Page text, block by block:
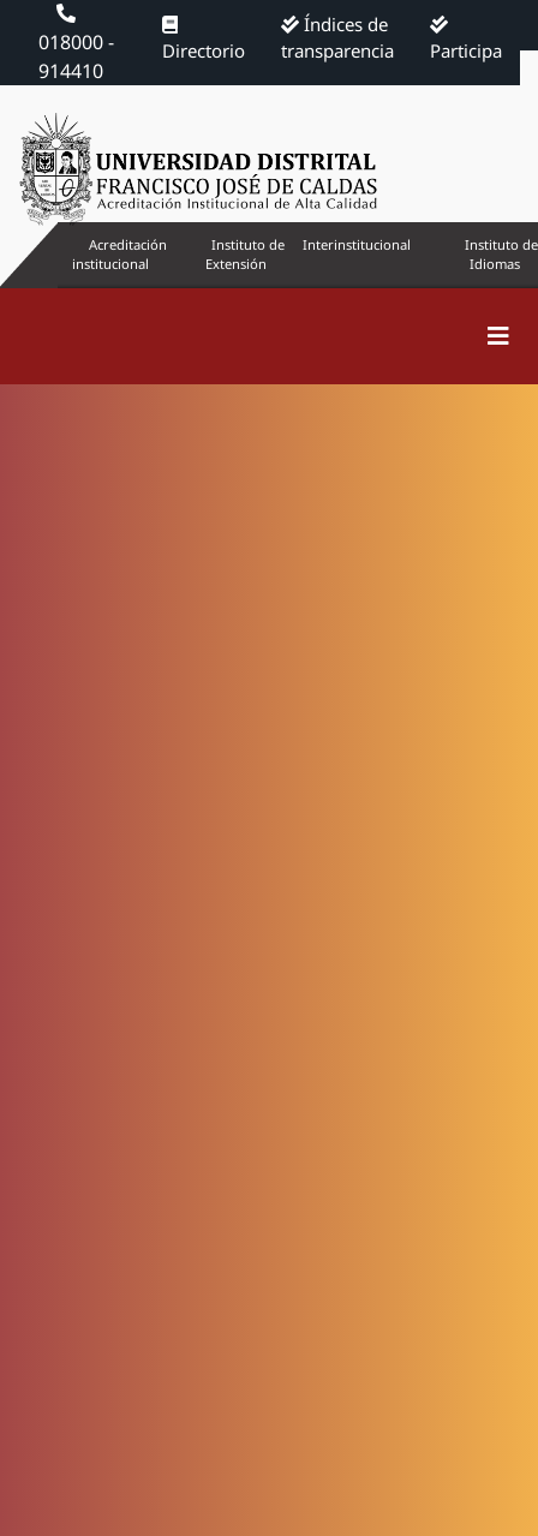
018000 -
914410
Directorio
Índices de
transparencia
Participa
Acreditación
institucional
Instituto de
Extensión
Interinstitucional
Instituto de
Idiomas